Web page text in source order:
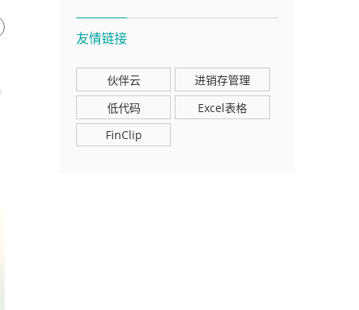
友情链接
伙伴云
进销存管理
低代码
Excel表格
FinClip